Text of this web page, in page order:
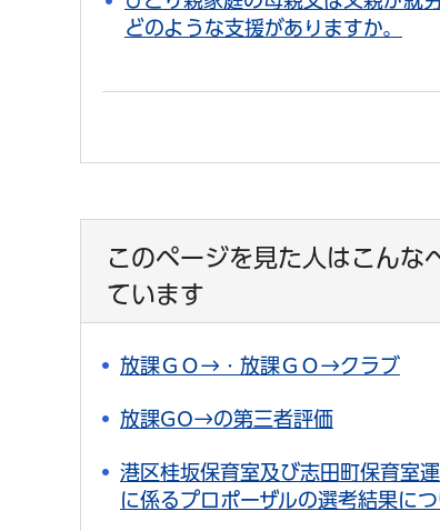
どのような支援がありますか。
このページを見た人はこんな
ています
放課ＧＯ→・放課ＧＯ→クラブ
放課GO→の第三者評価
港区桂坂保育室及び志田町保育室
に係るプロポーザルの選考結果に